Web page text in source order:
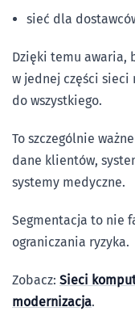
sieć dla
Dzięki temu awaria,
w jednej części sieci
do wszystkiego.
To szczególnie
dane klientów,
systemy medyczne.
Segmentacja to nie
ograniczania ryzyka.
Zobacz: Sieci
modernizacja.